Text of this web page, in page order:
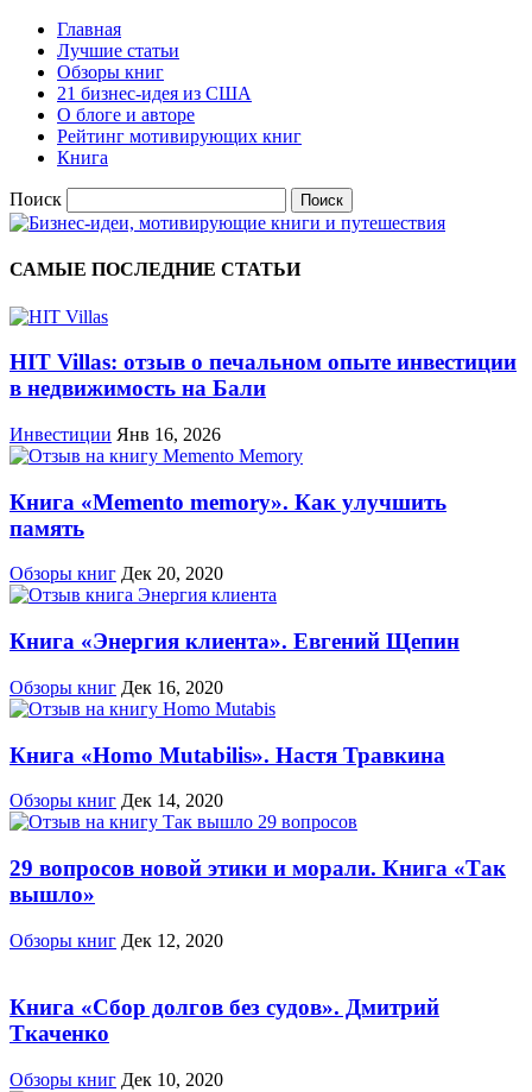
Главная
Лучшие статьи
Обзоры книг
21 бизнес-идея из США
О блоге и авторе
Рейтинг мотивирующих книг
Книга
Поиск
САМЫЕ ПОСЛЕДНИЕ СТАТЬИ
HIT Villas: отзыв о печальном опыте инвестиции
в недвижимость на Бали
Инвестиции Янв 16, 2026
Книга «Memento memory». Как улучшить
память
Обзоры книг Дек 20, 2020
Книга «Энергия клиента». Евгений Щепин
Обзоры книг Дек 16, 2020
Книга «Homo Mutabilis». Настя Травкина
Обзоры книг Дек 14, 2020
29 вопросов новой этики и морали. Книга «Так
вышло»
Обзоры книг Дек 12, 2020
Книга «Сбор долгов без судов». Дмитрий
Ткаченко
Обзоры книг Дек 10, 2020